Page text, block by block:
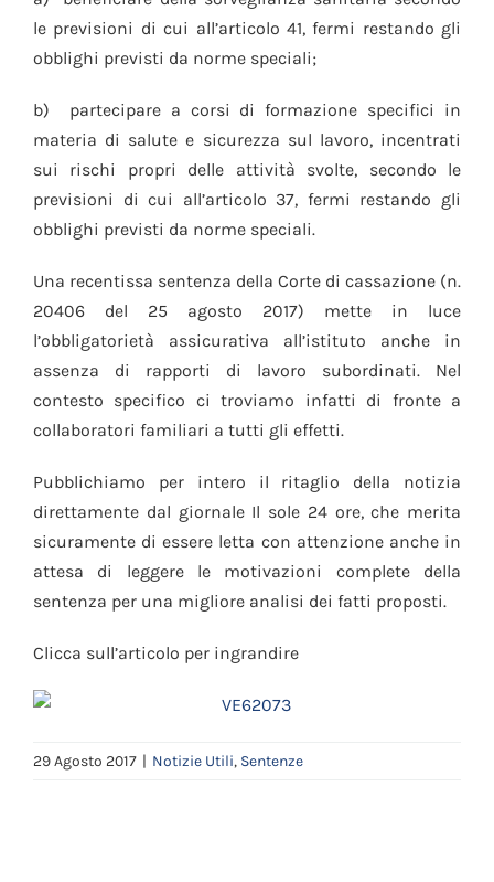
le previsioni di cui all’articolo 41, fermi restando gli
obblighi previsti da norme speciali;
b) partecipare a corsi di formazione specifici in
materia di salute e sicurezza sul lavoro, incentrati
sui rischi propri delle attività svolte, secondo le
previsioni di cui all’articolo 37, fermi restando gli
obblighi previsti da norme speciali.
Una recentissa sentenza della Corte di cassazione (n.
20406 del 25 agosto 2017) mette in luce
l’obbligatorietà assicurativa all’istituto anche in
assenza di rapporti di lavoro subordinati. Nel
contesto specifico ci troviamo infatti di fronte a
collaboratori familiari a tutti gli effetti.
Pubblichiamo per intero il ritaglio della notizia
direttamente dal giornale Il sole 24 ore, che merita
sicuramente di essere letta con attenzione anche in
attesa di leggere le motivazioni complete della
sentenza per una migliore analisi dei fatti proposti.
Clicca sull’articolo per ingrandire
29 Agosto 2017 | Notizie Utili, Sentenze